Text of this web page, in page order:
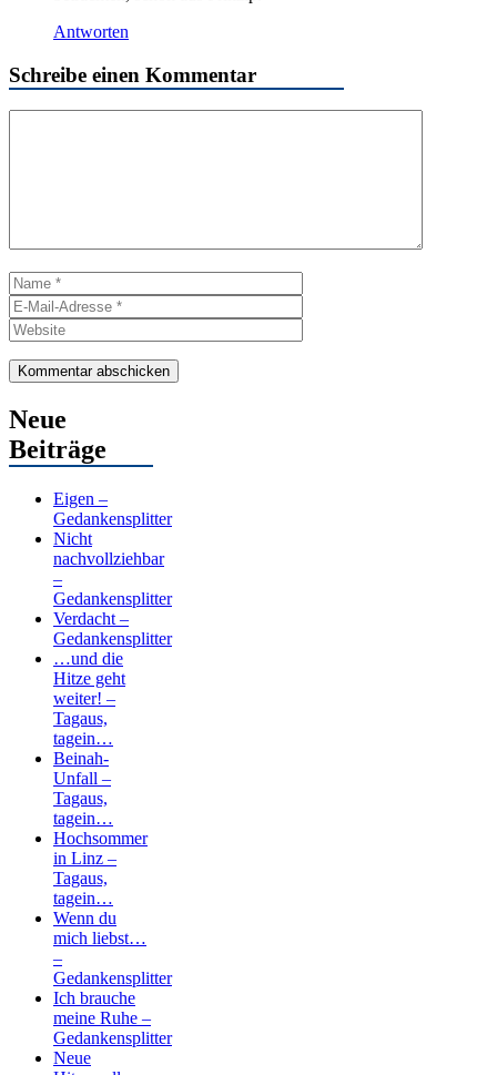
Antworten
Schreibe einen Kommentar
Name
Mail-
Adresse
Neue
Beiträge
Eigen –
Gedankensplitter
Nicht
nachvollziehbar
–
Gedankensplitter
Verdacht –
Gedankensplitter
…und die
Hitze geht
weiter! –
Tagaus,
tagein…
Beinah-
Unfall –
Tagaus,
tagein…
Hochsommer
in Linz –
Tagaus,
tagein…
Wenn du
mich liebst…
–
Gedankensplitter
Ich brauche
meine Ruhe –
Gedankensplitter
Neue